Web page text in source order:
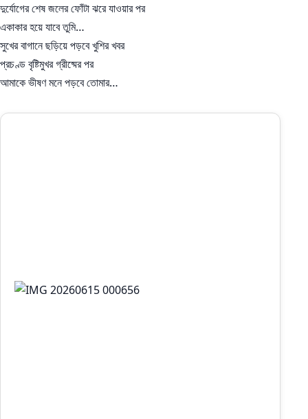
দুর্যোগের শেষ জলের ফোঁটা ঝরে যাওয়ার পর
একাকার হয়ে যাবে তুমি…
সুখের বাগানে ছড়িয়ে পড়বে খুশির খবর
প্রচণ্ড বৃষ্টিমুখর গ্রীষ্মের পর
আমাকে ভীষণ মনে পড়বে তোমার…